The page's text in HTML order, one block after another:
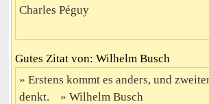
Charles Péguy
Gutes Zitat von: Wilhelm Busch
Erstens kommt es anders, und
denkt.
Wilhelm Busch